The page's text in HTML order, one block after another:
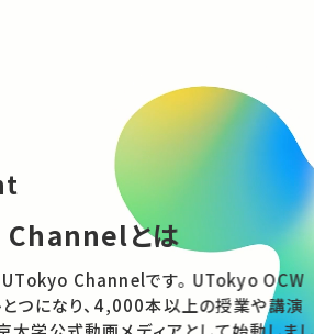
とは
Channelです。 UTokyo OCW
つになり、4,000本以上の授業や講演